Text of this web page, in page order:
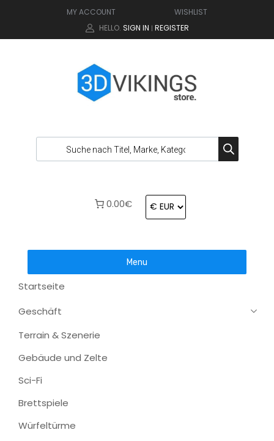
MY ACCOUNT
WISHLIST
HELLO. SIGN IN | REGISTER
0.00€
Menu
Startseite
Geschäft
Terrain & Szenerie
Gebäude und Zelte
Sci-Fi
Brettspiele
Würfeltürme